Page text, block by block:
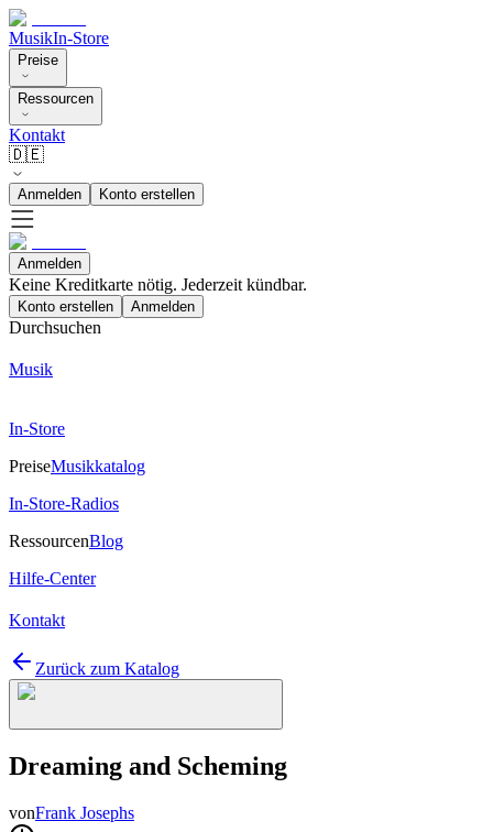
MusikIn-Store
Preise
Ressourcen
Kontakt
🇩🇪
Anmelden Konto erstellen
Anmelden
Keine Kreditkarte nötig. Jederzeit kündbar.
Konto erstellen Anmelden
Durchsuchen
Musik
In-Store
PreiseMusikkatalog
In-Store-Radios
RessourcenBlog
Hilfe-Center
Kontakt
Zurück zum Katalog
Dreaming and Scheming
vonFrank Josephs